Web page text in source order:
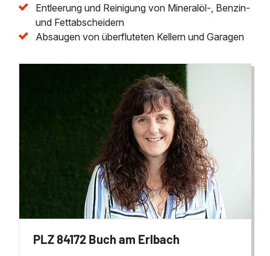
Entleerung und Reinigung von Mineralöl-, Benzin-
und Fettabscheidern
Absaugen von überfluteten Kellern und Garagen
PLZ 84172 Buch am Erlbach